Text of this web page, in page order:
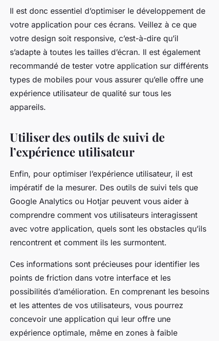
Il est donc essentiel d’optimiser le développement de
votre application pour ces écrans. Veillez à ce que
votre design soit responsive, c’est-à-dire qu’il
s’adapte à toutes les tailles d’écran. Il est également
recommandé de tester votre application sur différents
types de mobiles pour vous assurer qu’elle offre une
expérience utilisateur de qualité sur tous les
appareils.
Utiliser des outils de suivi de
l’expérience utilisateur
Enfin, pour optimiser l’expérience utilisateur, il est
impératif de la mesurer. Des outils de suivi tels que
Google Analytics ou Hotjar peuvent vous aider à
comprendre comment vos utilisateurs interagissent
avec votre application, quels sont les obstacles qu’ils
rencontrent et comment ils les surmontent.
Ces informations sont précieuses pour identifier les
points de friction dans votre interface et les
possibilités d’amélioration. En comprenant les besoins
et les attentes de vos utilisateurs, vous pourrez
concevoir une application qui leur offre une
expérience optimale, même en zones à faible